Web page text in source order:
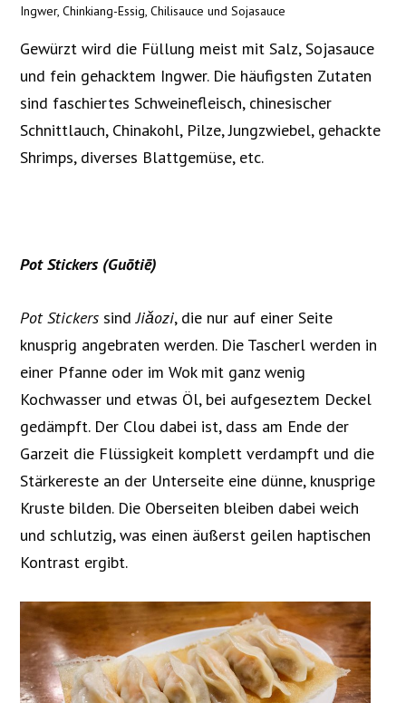
Ingwer, Chinkiang-Essig, Chilisauce und Sojasauce
Gewürzt wird die Füllung meist mit Salz, Sojasauce
und fein gehacktem Ingwer. Die häufigsten Zutaten
sind faschiertes Schweinefleisch, chinesischer
Schnittlauch, Chinakohl, Pilze, Jungzwiebel, gehackte
Shrimps, diverses Blattgemüse, etc.
Pot Stickers (Guōtiē)
Pot Stickers sindJiǎozi, die nur auf einer Seite
knusprig angebraten werden. Die Tascherl werden in
einer Pfanne oder im Wok mit ganz wenig
Kochwasser und etwas Öl, bei aufgeseztem Deckel
gedämpft. Der Clou dabei ist, dass am Ende der
Garzeit die Flüssigkeit komplett verdampft und die
Stärkereste an der Unterseite eine dünne, knusprige
Kruste bilden. Die Oberseiten bleiben dabei weich
und schlutzig, was einen äußerst geilen haptischen
Kontrast ergibt.